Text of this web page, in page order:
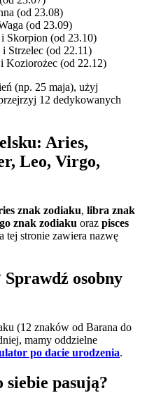
(od 23.08)
(od 23.09)
Skorpion (od 23.10)
Strzelec (od 22.11)
Koziorożec (od 22.12)
(np. 25 maja), użyj
12 dedykowanych
Aries,
Leo, Virgo,
znak zodiaku, libra znak
znak zodiaku oraz pisces
tej stronie zawiera nazwę
osobny
(12 znaków od Barana do
mamy oddzielne
po dacie urodzenia.
pasują?